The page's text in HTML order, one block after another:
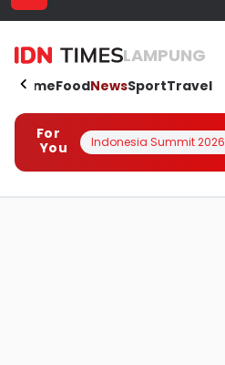
LAMPUNG
HomeFoodNewsSportTravel
For
You
Indonesia Summit 2026